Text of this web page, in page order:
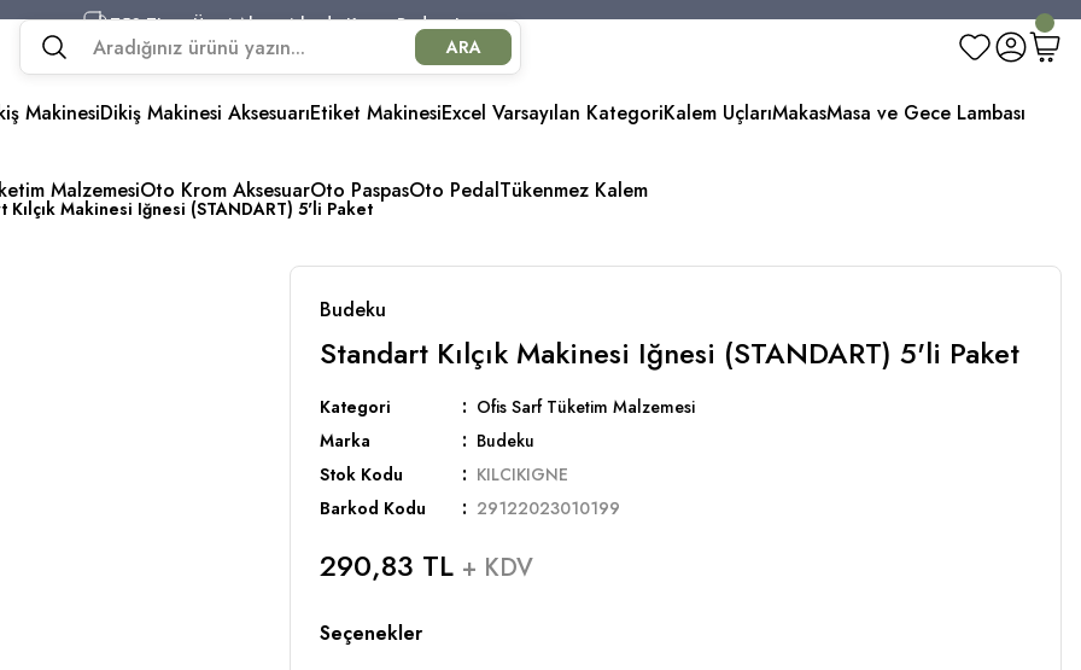
750 TL ve Üzeri Alışverişlerde Kargo Bedava!
750 TL ve Üzeri Alışverişlerde Kargo Bedava!
750 TL ve Üzeri Alışverişlerde Kargo Bedava!
750 TL ve Üzeri Alışverişlerde Kargo Bedava!
ARA
MakinesiDikiş Makinesi AksesuarıEtiket MakinesiExcel Varsayılan KategoriKalem UçlarıMakasMasa ve Gece Lambası
MalzemesiOto Krom AksesuarOto PaspasOto PedalTükenmez Kalem
Kılçık Makinesi Iğnesi (STANDART) 5'li Paket
Budeku
Standart Kılçık Makinesi Iğnesi (STANDART) 5'li Paket
Kategori
Ofis Sarf Tüketim Malzemesi
Marka
Budeku
Stok Kodu
KILCIKIGNE
Barkod Kodu
29122023010199
290,83 TL + KDV
Seçenekler